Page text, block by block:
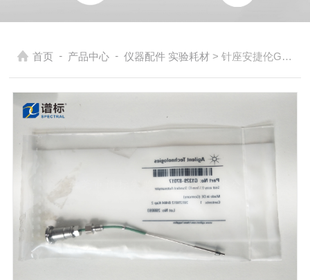
首页 - 产品中心 - 仪器配件 实验耗材 > 针座安捷伦G1329-87017